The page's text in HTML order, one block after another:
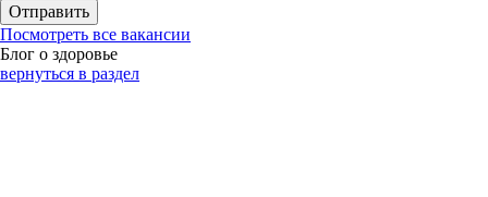
Посмотреть все вакансии
Блог о здоровье
вернуться в раздел